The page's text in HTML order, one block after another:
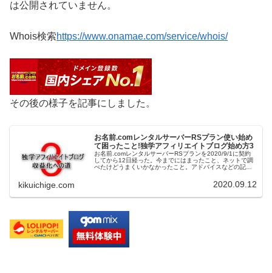
は公開されていません。
Whois検索https://www.onamae.com/service/whois/
その後の様子を記事にしました。
お名前.comレンタルサーバーRSプラン使い始め
て困ったこと!独学アフィリエイトブログ始め方3
お名前.comレンタルサーバーRSプランを2020/9/1に契約
してから12日経った。今までにはまったこと、ネットで調
べたけどうまくいかなかったこと。アドバイスなどの記事
kikuichige.com 2020.09.12